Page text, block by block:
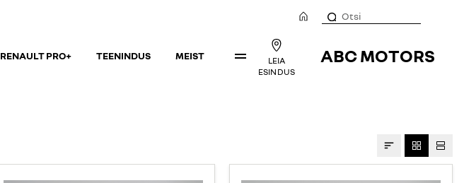
LEIA
ESINDUS
ABC MOTORS
RENAULT PRO+ TEENINDUS MEIST